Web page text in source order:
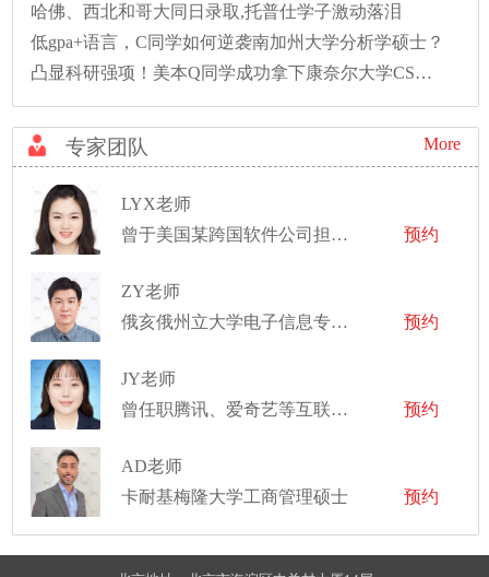
哈佛、西北和哥大同日录取,托普仕学子激动落泪
低gpa+语言，C同学如何逆袭南加州大学分析学硕士？
凸显科研强项！美本Q同学成功拿下康奈尔大学CS硕士录取！
专家团队 More
LYX老师
曾于美国某跨国软件公司担任产品经理，目前于某大型外企从事数据中台产品经理
预约
ZY老师
俄亥俄州立大学电子信息专业博士
预约
JY老师
曾任职腾讯、爱奇艺等互联网大厂市场部，完成项目推广方案
预约
AD老师
卡耐基梅隆大学工商管理硕士
预约